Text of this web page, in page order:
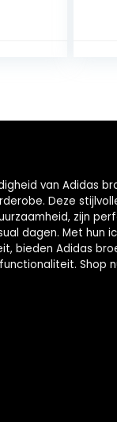
van Adidas
Deze
zijn
dagen. Met hun
bieden Adidas
Shop